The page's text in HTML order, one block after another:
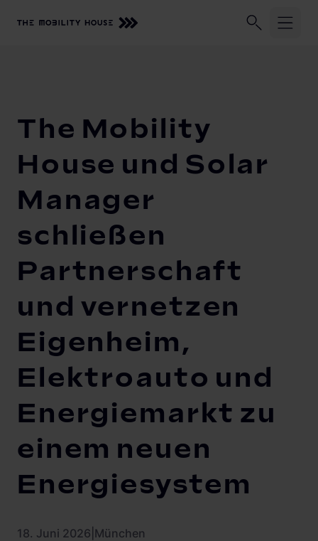
Vehicle-to-Grid
Shop
Newsroom
Investoren
Karriere
Referenzen
The Mobility
House und Solar
Manager
schließen
Partnerschaft
und vernetzen
Eigenheim,
Elektroauto und
Energiemarkt zu
einem neuen
Energiesystem
18. Juni 2026 München